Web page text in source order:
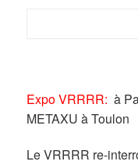
Expo VRRRR: à
METAXU à Toulon
Le VRRRR re-